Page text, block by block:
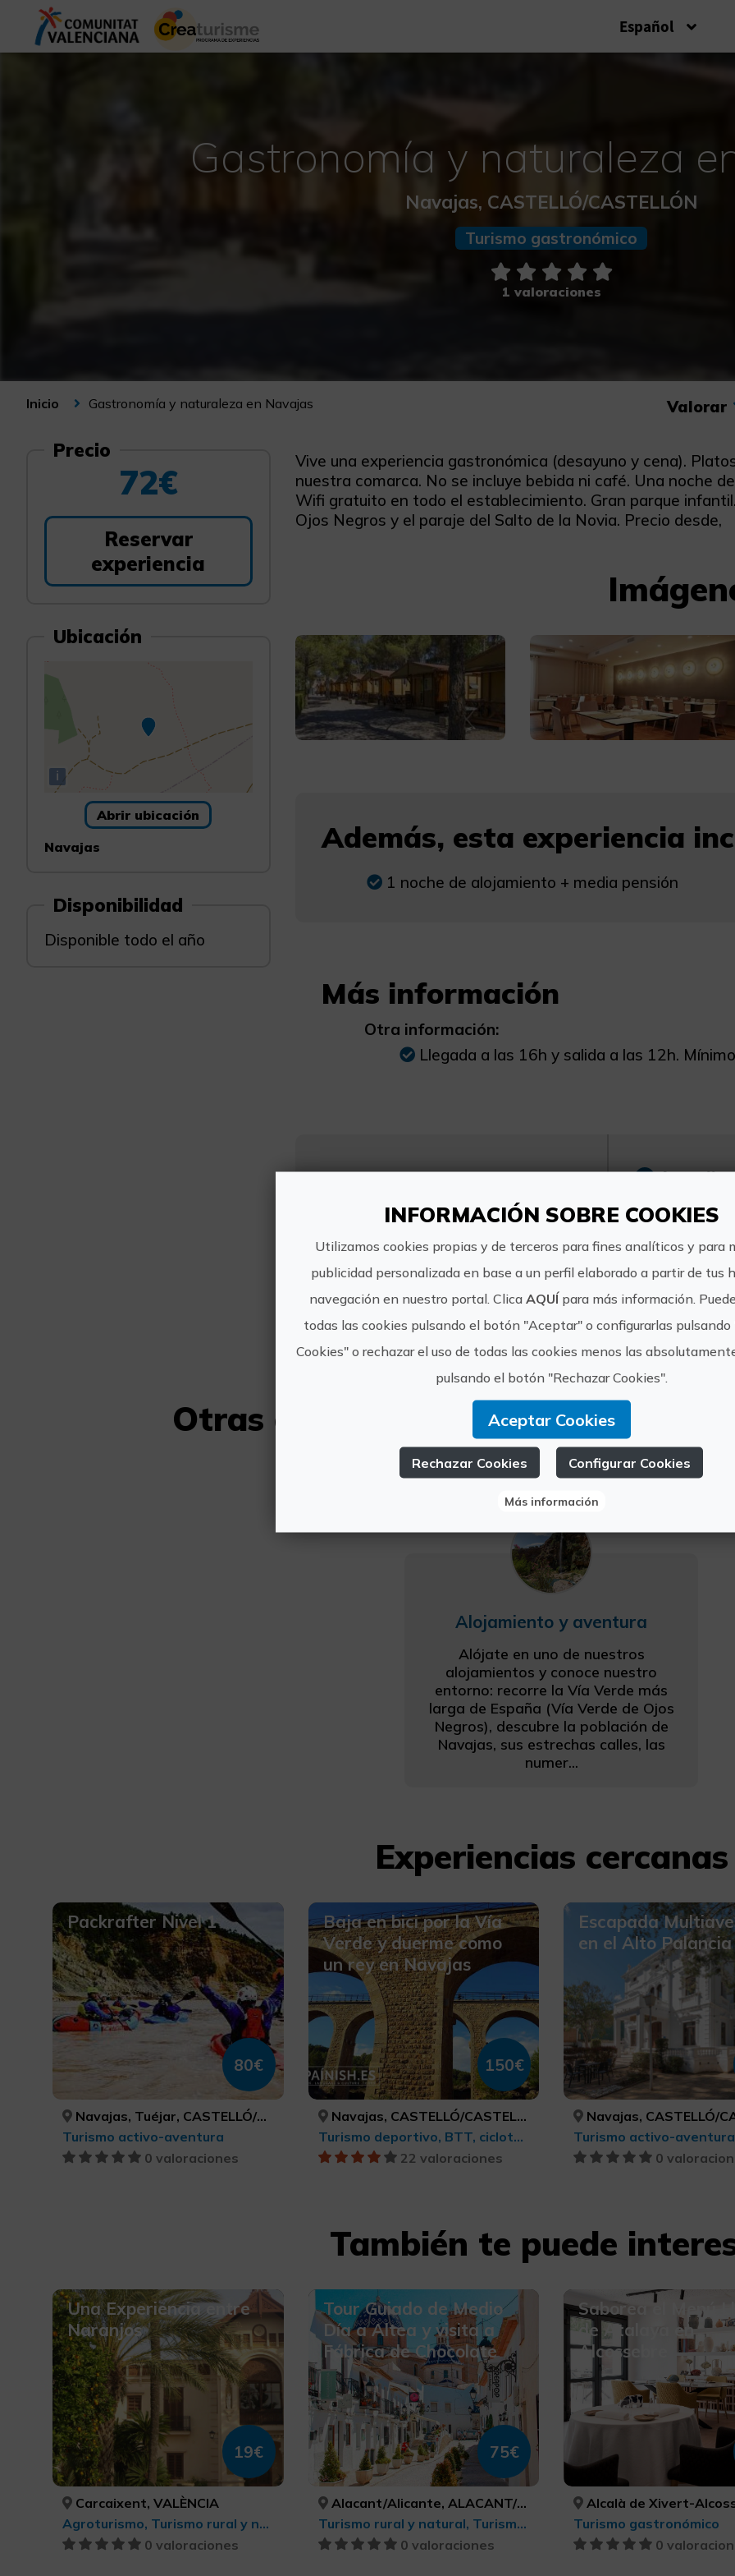
Español
Gastronomía y naturaleza
Navajas, CASTELLÓ/CASTELLÓN
Turismo gastronómico
1 valoraciones
Valorar
Inicio Gastronomía y naturaleza en Navajas
Precio
72€
Reservar
experiencia
Ubicación
i
Abrir ubicación
Navajas
Disponibilidad
Disponible todo el año
Vive una experiencia gastronómica (desayuno y cena).
nuestra comarca. No se incluye bebida ni café. Una noche
Wifi gratuito en todo el establecimiento. Gran parque
Ojos Negros y el paraje del Salto de la Novia. Precio desde,
Además, esta experiencia
1 noche de alojamiento + media pensión
Más información
Otra información:
Llegada a las 16h y salida a las 12h.
BUNGALOWS
ALTOMIRA
http://
Otras experiencias de CAMPING-
ALTOMIRA
Alojamiento y aventura
Alójate en uno de nuestros
alojamientos y conoce nuestro
entorno: recorre la Vía Verde más
larga de España (Vía Verde de Ojos
Negros), descubre la población de
Navajas, sus estrechas calles, las
numer...
Experiencias cercanas
Packrafter Nivel 1
80€
Navajas, Tuéjar, CASTELLÓ/CASTELLÓN, VALÈNCIA
Turismo activo-aventura
0 valoraciones
Baja en bici por la Vía
Verde y duerme como
un rey en Navajas
150€
Navajas, CASTELLÓ/CASTELLÓN
Turismo deportivo, BTT, cicloturismo y ciclismo
22 valoraciones
Escapada
en el Alto Palancia
Navajas, CASTELLÓ/
0
También te puede
Una Experiencia entre
Naranjos
19€
Carcaixent, VALÈNCIA
Agroturismo, Turismo rural y natural, Turismo rural y natural, Turismo gastronómico
0 valoraciones
Tour Guiado de Medio
Día a Altea y visita a
Fábrica de Chocolate
75€
Alacant/Alicante, ALACANT/ALICANTE
Turismo rural y natural, Turismo gastronómico, Turismo cultural
0 valoraciones
Saborea el Menú
de Atalaya en
Alcossebre
Alcalà de Xivert-Alcossebre, CASTELLÓ/
Turismo gastronómico
0
INFORMACIÓN SOBRE COOKIES
Utilizamos cookies propias y de terceros para fines analíticos y para
publicidad personalizada en base a un perfil elaborado a partir de tus
navegación en nuestro portal. Clica AQUÍpara más información.
todas las cookies pulsando el botón "Aceptar" o configurarlas pulsando
Cookies" o rechazar el uso de todas las cookies menos las
pulsando el botón "Rechazar Cookies".
Aceptar Cookies
Rechazar Cookies Configurar Cookies
Más información